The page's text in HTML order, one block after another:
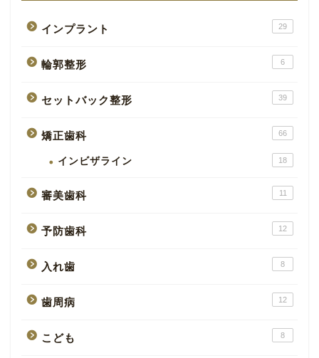
インプラント 29
輪郭整形 6
セットバック整形 39
矯正歯科 66
インビザライン 18
審美歯科 11
予防歯科 12
入れ歯 8
歯周病 12
こども 8